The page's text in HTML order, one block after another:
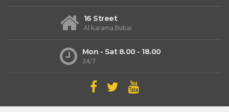
16 Street
Al karama Dubai
Mon - Sat 8.00 - 18.00
24/7